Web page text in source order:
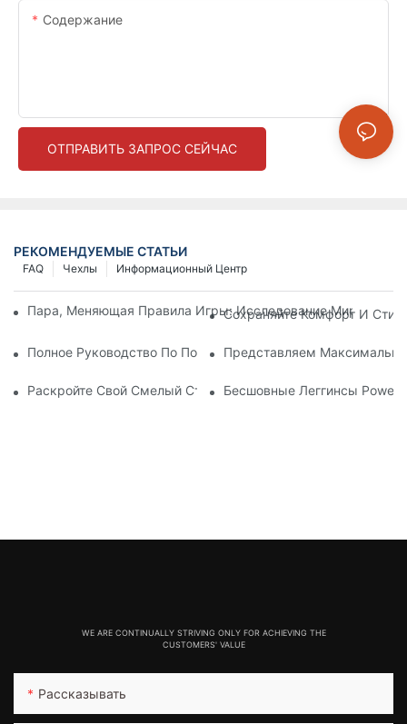
Содержание
ОТПРАВИТЬ ЗАПРОС СЕЙЧАС
РЕКОМЕНДУЕМЫЕ СТАТЬИ
Информационный Центр
Чехлы
FAQ
Пара, Меняющая Правила Игры: Исследование Мира
Сохраняйте Комфорт И
Полное Руководство По Поиску Идеальных Бесшовных
Представляем
Раскройте Свой Смелый Стиль С Яркими Красными
Бесшовные Леггинсы Power
WE ARE CONTINUALLY STRIVING ONLY FOR ACHIEVING THE
CUSTOMERS' VALUE
Рассказывать